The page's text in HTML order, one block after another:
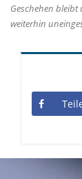
Geschehen bleibt
weiterhin